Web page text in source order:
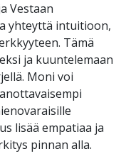
Vestaan
yhteyttä intuitioon,
Tämä
ja kuuntelemaan
Moni voi
lisää empatiaa ja
pinnan alla.